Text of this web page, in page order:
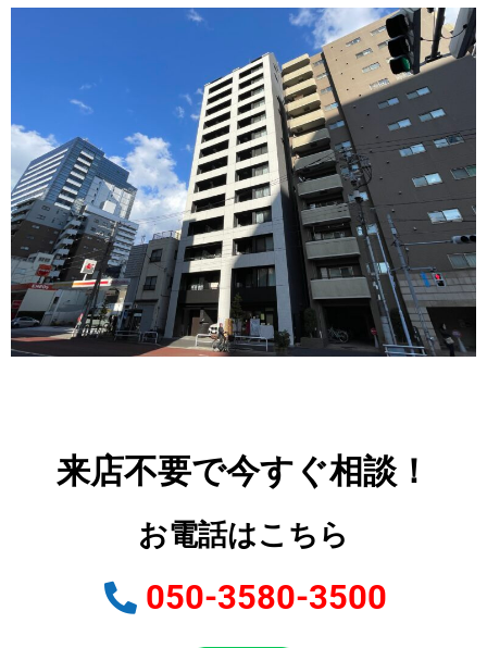
来店不要で今すぐ相談！
お電話はこちら
050-3580-3500